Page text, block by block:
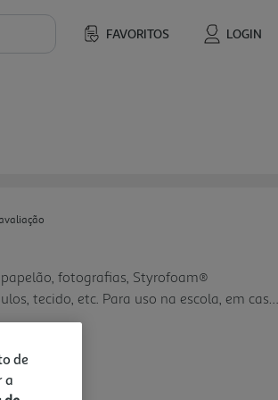
FAVORITOS LOGIN
fotografias, Styrofoam®
tecido, etc. Para uso na escola, em casa
de
a